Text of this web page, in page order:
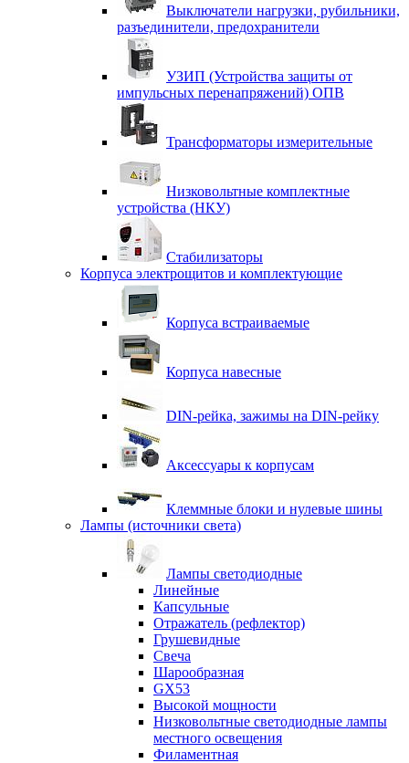
Выключатели нагрузки, рубильники,
разъединители, предохранители
УЗИП (Устройства защиты от
импульсных перенапряжений) ОПВ
Трансформаторы измерительные
Низковольтные комплектные
устройства (НКУ)
Стабилизаторы
Корпуса электрощитов и комплектующие
Корпуса встраиваемые
Корпуса навесные
DIN-рейка, зажимы на DIN-рейку
Аксессуары к корпусам
Клеммные блоки и нулевые шины
Лампы (источники света)
Лампы светодиодные
Линейные
Капсульные
Отражатель (рефлектор)
Грушевидные
Свеча
Шарообразная
GX53
Высокой мощности
Низковольтные светодиодные лампы
местного освещения
Филаментная